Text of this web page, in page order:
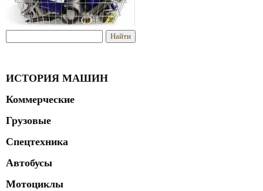
ИСТОРИЯ МАШИН
Коммерческие
Грузовые
Спецтехника
Автобусы
Мотоциклы